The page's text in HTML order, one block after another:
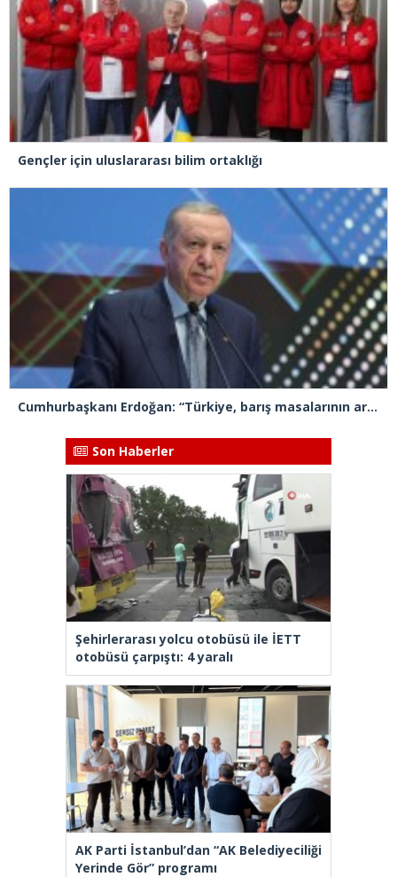
Gençler için uluslararası bilim ortaklığı
Cumhurbaşkanı Erdoğan: “Türkiye, barış masalarının aranan aktörü haline geliyor”
Son Haberler
Şehirlerarası yolcu otobüsü ile İETT
otobüsü çarpıştı: 4 yaralı
AK Parti İstanbul’dan “AK Belediyeciliği
Yerinde Gör” programı